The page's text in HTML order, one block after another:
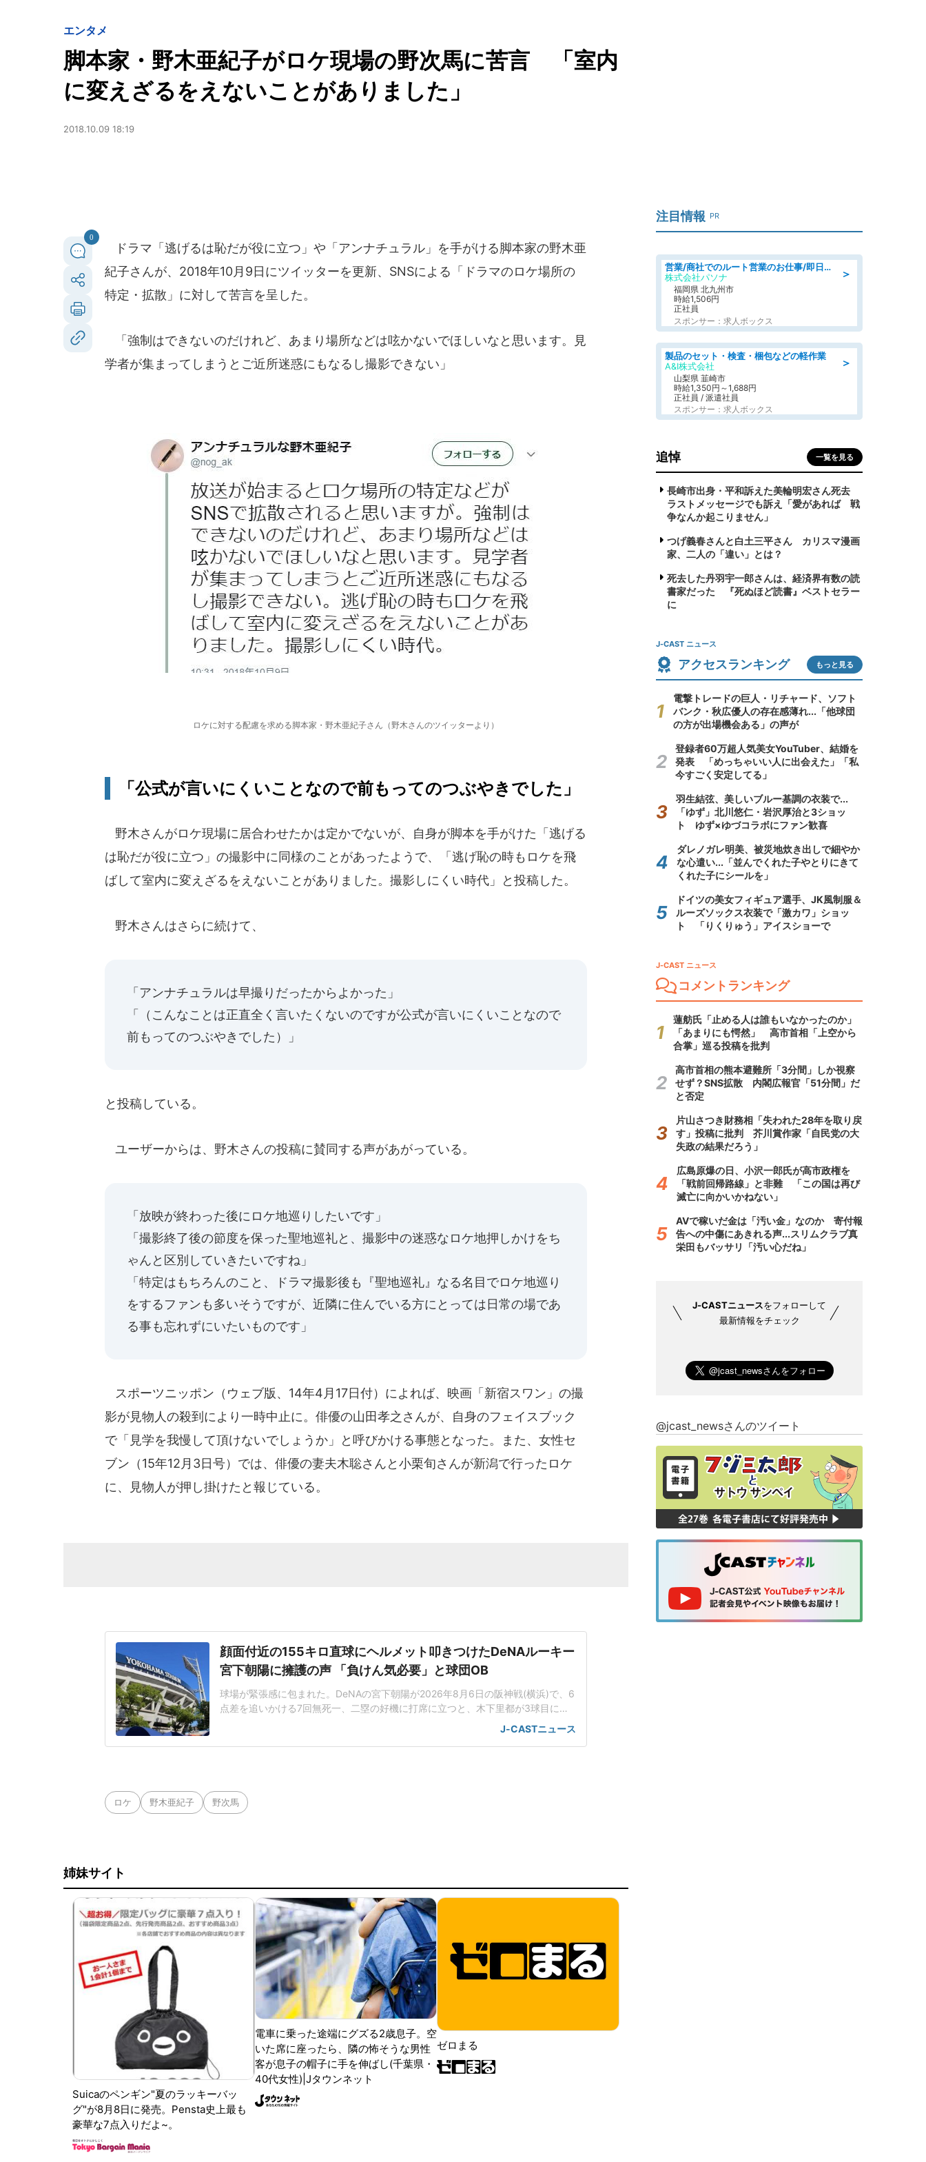
エンタメ
脚本家・野木亜紀子がロケ現場の野次馬に苦言 「室内
に変えざるをえないことがありました」
2018.10.09 18:19
0
ドラマ「逃げるは恥だが役に立つ」や「アンナチュラル」を手がける脚本家の野木亜
紀子さんが、2018年10月9日にツイッターを更新、SNSによる「ドラマのロケ場所の
特定・拡散」に対して苦言を呈した。
「強制はできないのだけれど、あまり場所などは呟かないでほしいなと思います。見
学者が集まってしまうとご近所迷惑にもなるし撮影できない」
ロケに対する配慮を求める脚本家・野木亜紀子さん（野木さんのツイッターより）
「公式が言いにくいことなので前もってのつぶやきでした」
野木さんがロケ現場に居合わせたかは定かでないが、自身が脚本を手がけた「逃げる
は恥だが役に立つ」の撮影中に同様のことがあったようで、「逃げ恥の時もロケを飛
ばして室内に変えざるをえないことがありました。撮影しにくい時代」と投稿した。
野木さんはさらに続けて、
「アンナチュラルは早撮りだったからよかった」
「（こんなことは正直全く言いたくないのですが公式が言いにくいことなので
前もってのつぶやきでした）」
と投稿している。
ユーザーからは、野木さんの投稿に賛同する声があがっている。
「放映が終わった後にロケ地巡りしたいです」
「撮影終了後の節度を保った聖地巡礼と、撮影中の迷惑なロケ地押しかけをち
ゃんと区別していきたいですね」
「特定はもちろんのこと、ドラマ撮影後も『聖地巡礼』なる名目でロケ地巡り
をするファンも多いそうですが、近隣に住んでいる方にとっては日常の場であ
る事も忘れずにいたいものです」
スポーツニッポン（ウェブ版、14年4月17日付）によれば、映画「新宿スワン」の撮
影が見物人の殺到により一時中止に。俳優の山田孝之さんが、自身のフェイスブック
で「見学を我慢して頂けないでしょうか」と呼びかける事態となった。また、女性セ
ブン（15年12月3日号）では、俳優の妻夫木聡さんと小栗旬さんが新潟で行ったロケ
に、見物人が押し掛けたと報じている。
顔面付近の155キロ直球にヘルメット叩きつけたDeNAルーキー
宮下朝陽に擁護の声 「負けん気必要」と球団OB
球場が緊張感に包まれた。DeNAの宮下朝陽が2026年8月6日の阪神戦(横浜)で、6
点差を追いかける7回無死一、二塁の好機に打席に立つと、木下里都が3球目に投
じた155キロ直球が顔面付近へ。もんどり打ってよけた宮下は怒りの表情を見せて
ヘルメットを叩きつけた。「熱くなってしまった部分があったのでしょう」前日5
J-CASTニュース
ロケ 野木亜紀子 野次馬
姉妹サイト
Suicaのペンギン"夏のラッキーバッ
グ"が8月8日に発売。Pensta史上最も
豪華な7点入りだよ~。
電車に乗った途端にグズる2歳息子。空
いた席に座ったら、隣の怖そうな男性
客が息子の帽子に手を伸ばし(千葉県・
40代女性)|Jタウンネット
ゼロまる
注目情報 PR
＞
営業/商社でのルート営業のお仕事/即日勤務可/車通勤可/営業
株式会社パソナ
福岡県 北九州市
時給1,506円
正社員
スポンサー：求人ボックス
＞
製品のセット・検査・梱包などの軽作業
A&I株式会社
山梨県 韮崎市
時給1,350円～1,688円
正社員 / 派遣社員
スポンサー：求人ボックス
追悼 一覧を見る
長崎市出身・平和訴えた美輪明宏さん死去
ラストメッセージでも訴え「愛があれば 戦
争なんか起こりません」
つげ義春さんと白土三平さん カリスマ漫画
家、二人の「違い」とは？
死去した丹羽宇一郎さんは、経済界有数の読
書家だった 『死ぬほど読書』ベストセラー
に
J-CAST ニュース
アクセスランキング もっと見る
電撃トレードの巨人・リチャード、ソフト
バンク・秋広優人の存在感薄れ...「他球団
の方が出場機会ある」の声が
登録者60万超人気美女YouTuber、結婚を
発表 「めっちゃいい人に出会えた」「私
今すごく安定してる」
羽生結弦、美しいブルー基調の衣装で...
「ゆず」北川悠仁・岩沢厚治と3ショッ
ト ゆず×ゆづコラボにファン歓喜
ダレノガレ明美、被災地炊き出しで細やか
な心遣い...「並んでくれた子やとりにきて
くれた子にシールを」
ドイツの美女フィギュア選手、JK風制服＆
ルーズソックス衣装で「激カワ」ショッ
ト 「りくりゅう」アイスショーで
J-CAST ニュース
コメントランキング
蓮舫氏「止める人は誰もいなかったのか」
「あまりにも愕然」 高市首相「上空から
合掌」巡る投稿を批判
高市首相の熊本避難所「3分間」しか視察
せず？SNS拡散 内閣広報官「51分間」だ
と否定
片山さつき財務相「失われた28年を取り戻
す」投稿に批判 芥川賞作家「自民党の大
失政の結果だろう」
広島原爆の日、小沢一郎氏が高市政権を
「戦前回帰路線」と非難 「この国は再び
滅亡に向かいかねない」
AVで稼いだ金は「汚い金」なのか 寄付報
告への中傷にあきれる声...スリムクラブ真
栄田もバッサリ「汚い心だね」
J-CASTニュースをフォローして
最新情報をチェック
@jcast_newsさんのツイート